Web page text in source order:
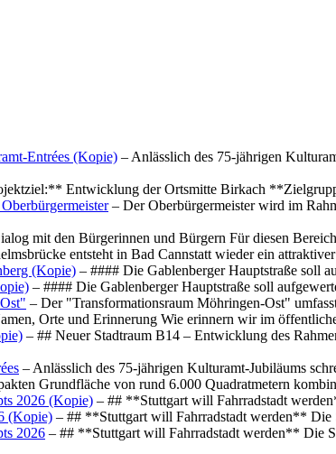
Entrées (Kopie) – Anlässlich des 75-jährigen
Entwicklung der Ortsmitte Birkach
– Der Oberbürgermeister wird im
mit den Bürgerinnen und Bürgern Für diesen
entsteht in Bad Cannstatt wieder ein
(Kopie) – #### Die Gablenberger Hauptstraße soll
– #### Die Gablenberger Hauptstraße soll
– Der "Transformationsraum Möhringen-Ost"
Orte und Erinnerung Wie erinnern wir im
– ## Neuer Stadtraum B14 – Entwicklung des
– Anlässlich des 75-jährigen Kulturamt-Jubiläums
Grundfläche von rund 6.000 Quadratmetern
2026 (Kopie) – ## **Stuttgart will Fahrradstadt
(Kopie) – ## **Stuttgart will Fahrradstadt werden** Die
2026 – ## **Stuttgart will Fahrradstadt werden** Die